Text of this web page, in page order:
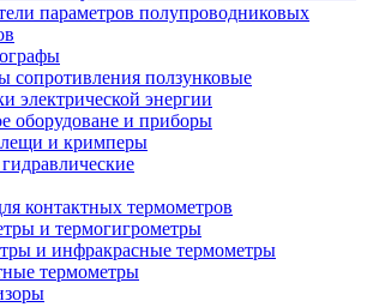
параметров полупроводниковых
сопротивления ползунковые
электрической энергии
оборудоване и приборы
и кримперы
контактных термометров
и термогигрометры
и инфракрасные термометры
термометры